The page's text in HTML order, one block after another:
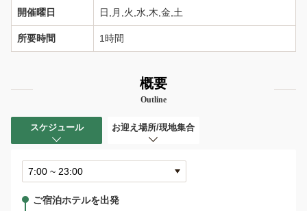
日本語
開催曜日 日,月,火,水,木,金,土
所要時間 1時間
概要
Outline
スケジュール お迎え場所/現地集合
ご宿泊ホテルを出発